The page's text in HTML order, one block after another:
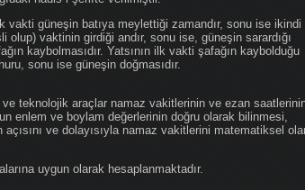
vakti güneşin batıya meylettiği zamandır, sonu ise ikindi
vaktinin girdiği andır, sonu ise, güneşin sarardığı
kaybolmasıdır. Yatsının ilk vakti şafağın kaybolduğu
sonu ise güneşin doğmasıdır.
ve teknolojik araçlar namaz vakitlerinin ve ezan
enlem ve boylam değerlerinin doğru olarak bilinmesi,
ve dolayısıyla namaz vakitlerini matematiksel
uygun olarak hesaplanmaktadır.